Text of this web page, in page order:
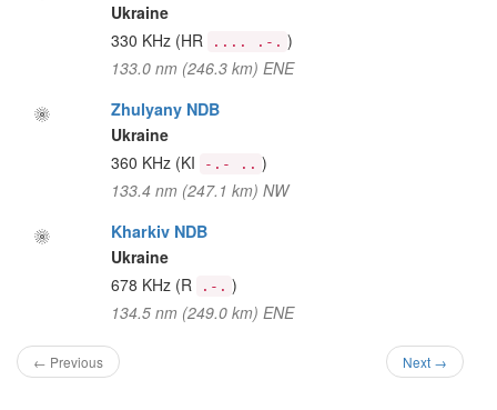
Ukraine
330 KHz (HR .... .-. )
133.0 nm (246.3 km) ENE
Zhulyany NDB
Ukraine
360 KHz (KI -.- .. )
133.4 nm (247.1 km) NW
Kharkiv NDB
Ukraine
678 KHz (R .-. )
134.5 nm (249.0 km) ENE
← Previous Next →